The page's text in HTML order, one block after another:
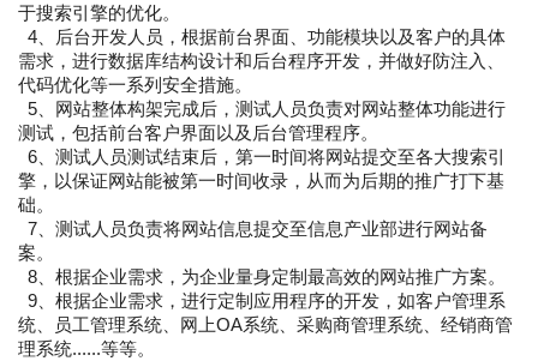
于搜索引擎的优化。
4、后台开发人员，根据前台界面、功能模块以及客户的具体
需求，进行数据库结构设计和后台程序开发，并做好防注入、
代码优化等一系列安全措施。
5、网站整体构架完成后，测试人员负责对网站整体功能进行
测试，包括前台客户界面以及后台管理程序。
6、测试人员测试结束后，第一时间将网站提交至各大搜索引
擎，以保证网站能被第一时间收录，从而为后期的推广打下基
础。
7、测试人员负责将网站信息提交至信息产业部进行网站备
案。
8、根据企业需求，为企业量身定制最高效的网站推广方案。
9、根据企业需求，进行定制应用程序的开发，如客户管理系
统、员工管理系统、网上OA系统、采购商管理系统、经销商管
理系统......等等。